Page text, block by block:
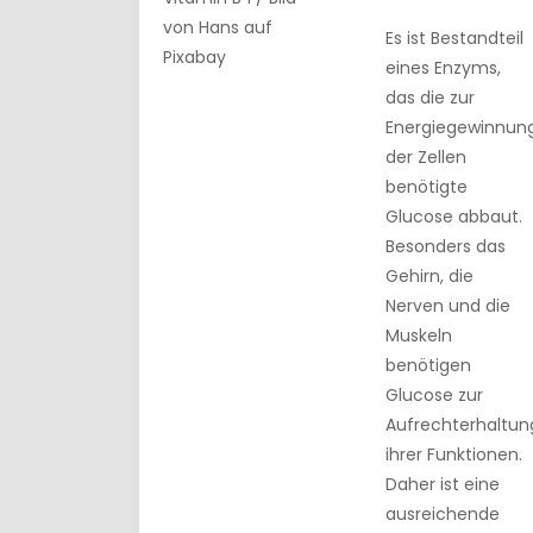
von Hans auf
Pixabay
Es ist Bestandteil
eines Enzyms,
das die zur
der Zellen
benötigte
Glucose abbaut.
Besonders das
Gehirn, die
Nerven und die
Muskeln
benötigen
Glucose zur
ihrer Funktionen.
Daher ist eine
ausreichende